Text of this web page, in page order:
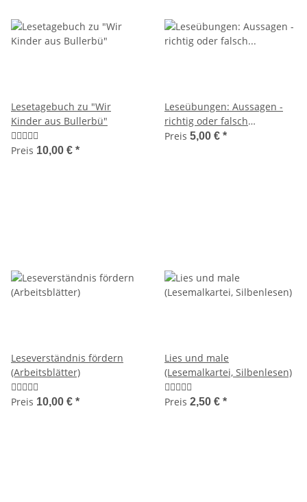
Lesetagebuch zu "Wir
Kinder aus Bullerbü"
Preis 10,00 € *
Leseübungen: Aussagen -
richtig oder falsch
(Arbeitsblätter)
Preis 5,00 € *
Leseverständnis fördern
(Arbeitsblätter)
Preis 10,00 € *
Lies und male
(Lesemalkartei, Silbenlesen)
Preis 2,50 € *